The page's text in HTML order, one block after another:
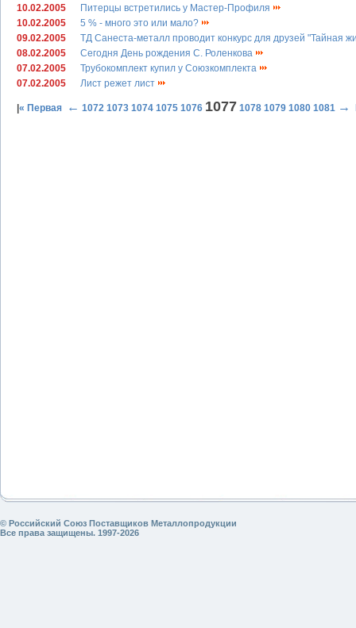
10.02.2005
Питерцы встретились у Мастер-Профиля
10.02.2005
5 % - много это или мало?
09.02.2005
ТД Санеста-металл проводит конкурс для друзей "Тайная
08.02.2005
Сегодня День рождения С. Роленкова
07.02.2005
Трубокомплект купил у Союзкомплекта
07.02.2005
Лист режет лист
« Первая ← 1072 1073 1074 1075 1076 1077 1078 1079 1080 1081 →
© Российский Союз Поставщиков Металлопродукции
Все права защищены. 1997-2026